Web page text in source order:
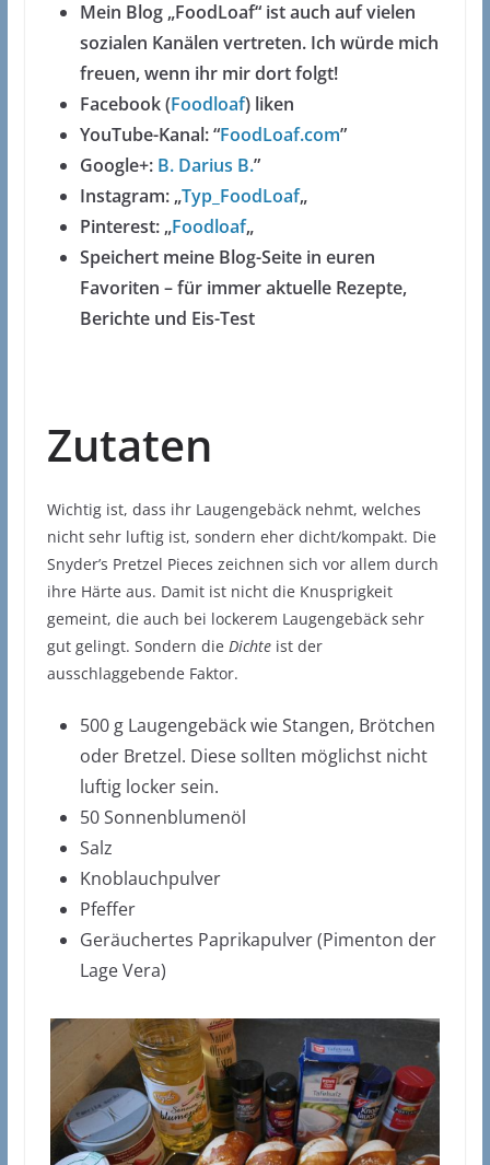
Mein Blog „FoodLoaf“ ist auch auf vielen
sozialen Kanälen vertreten. Ich würde mich
freuen, wenn ihr mir dort folgt!
Facebook (Foodloaf) liken
YouTube-Kanal: “FoodLoaf.com”
Google+: B. Darius B.”
Instagram: „Typ_FoodLoaf„
Pinterest: „Foodloaf„
Speichert meine Blog-Seite in euren
Favoriten – für immer aktuelle Rezepte,
Berichte und Eis-Test
Zutaten
Wichtig ist, dass ihr Laugengebäck nehmt, welches
nicht sehr luftig ist, sondern eher dicht/kompakt. Die
Snyder’s Pretzel Pieces zeichnen sich vor allem durch
ihre Härte aus. Damit ist nicht die Knusprigkeit
gemeint, die auch bei lockerem Laugengebäck sehr
gut gelingt. Sondern die Dichteist der
ausschlaggebende Faktor.
500 g Laugengebäck wie Stangen, Brötchen
oder Bretzel. Diese sollten möglichst nicht
luftig locker sein.
50 Sonnenblumenöl
Salz
Knoblauchpulver
Pfeffer
Geräuchertes Paprikapulver (Pimenton der
Lage Vera)